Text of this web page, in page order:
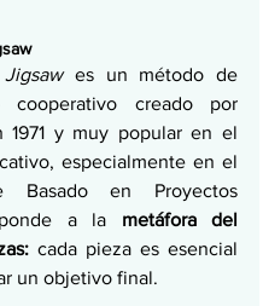
Jigsaw es un método de
cooperativo creado por
1971 y muy popular en el
especialmente en el
Basado en Proyectos
a la metáfora del
cada pieza es esencial
un objetivo final.